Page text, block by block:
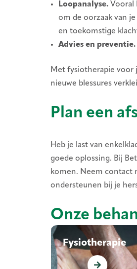
Loopanalyse. Vooral
om de oorzaak van
en toekomstige
Advies en preventie.
Met fysiotherapie voor
nieuwe blessures
Plan een
Heb je last van
goede oplossing. Bij
komen. Neem contact
ondersteunen bij je
Onze
Fysiotherapie
Fysiotherapie
Fysiotherapie